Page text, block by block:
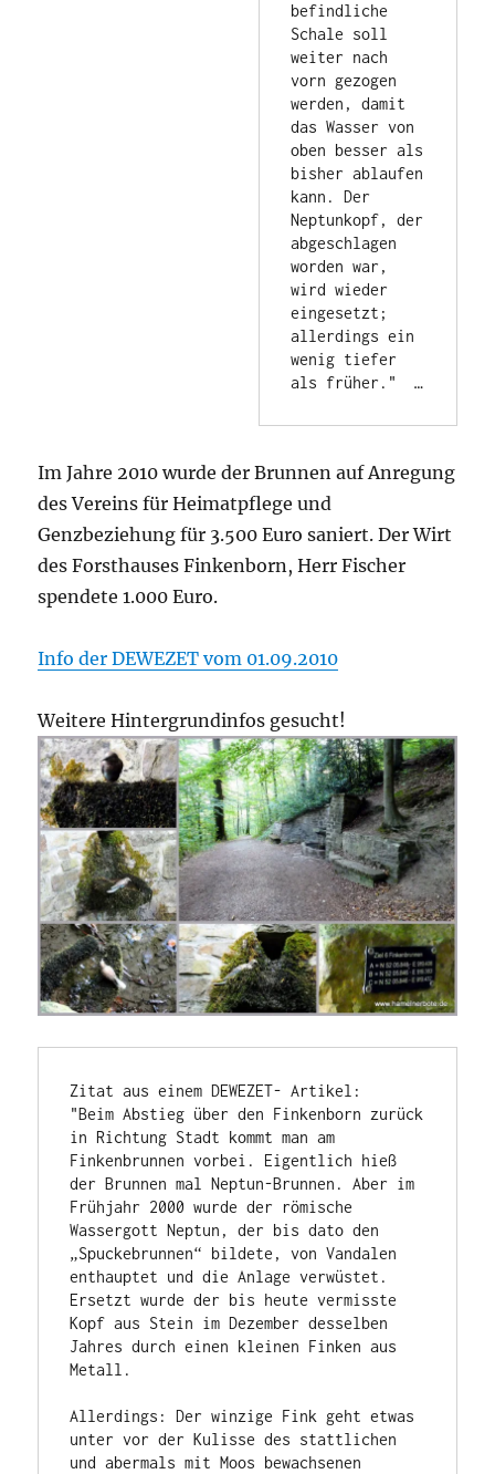
befindliche
Schale soll
weiter nach
vorn gezogen
werden, damit
das Wasser von
oben besser als
bisher ablaufen
kann. Der
Neptunkopf, der
abgeschlagen
worden war,
wird wieder
eingesetzt;
allerdings ein
wenig tiefer
als früher."  …
Im Jahre 2010 wurde der Brunnen auf Anregung
des Vereins für Heimatpflege und
Genzbeziehung für 3.500 Euro saniert. Der Wirt
des Forsthauses Finkenborn, Herr Fischer
spendete 1.000 Euro.
Info der DEWEZET vom 01.09.2010
Weitere Hintergrundinfos gesucht!
Zitat aus einem DEWEZET- Artikel:
"Beim Abstieg über den Finkenborn zurück
in Richtung Stadt kommt man am
Finkenbrunnen vorbei. Eigentlich hieß
der Brunnen mal Neptun-Brunnen. Aber im
Frühjahr 2000 wurde der römische
Wassergott Neptun, der bis dato den
„Spuckebrunnen“ bildete, von Vandalen
enthauptet und die Anlage verwüstet.
Ersetzt wurde der bis heute vermisste
Kopf aus Stein im Dezember desselben
Jahres durch einen kleinen Finken aus
Metall.
Allerdings: Der winzige Fink geht etwas
unter vor der Kulisse des stattlichen
und abermals mit Moos bewachsenen